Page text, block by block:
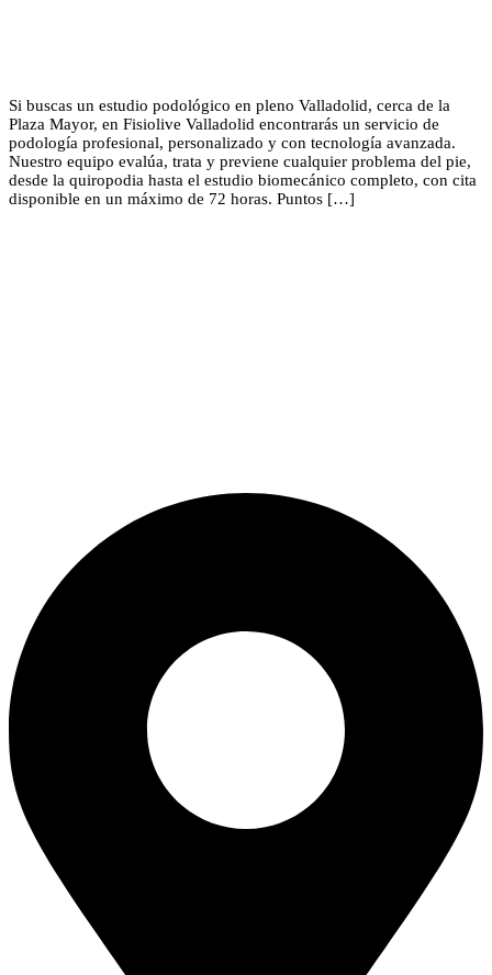
Si buscas un estudio podológico en pleno Valladolid, cerca de la
Plaza Mayor, en Fisiolive Valladolid encontrarás un servicio de
podología profesional, personalizado y con tecnología avanzada.
Nuestro equipo evalúa, trata y previene cualquier problema del pie,
desde la quiropodia hasta el estudio biomecánico completo, con cita
disponible en un máximo de 72 horas. Puntos […]